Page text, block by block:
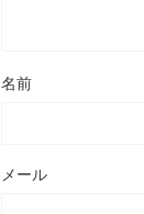
名前
メール